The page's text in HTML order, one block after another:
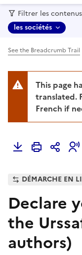
Filtrer les
les sociétés
See the Breadcrumb Trail
This page has been automatically
translated.
French if
DÉMARCHE EN
Declare
the
authors)